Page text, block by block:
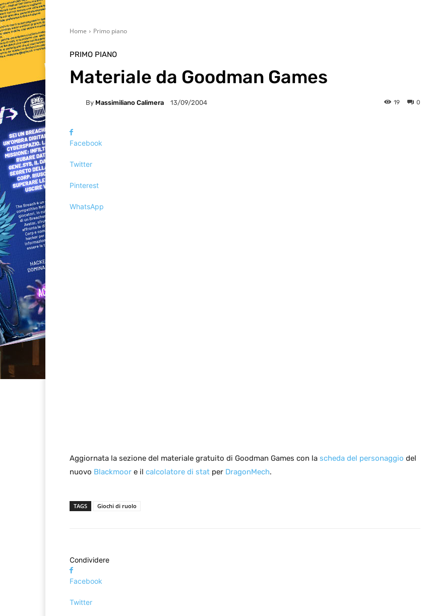
Home Primo piano
PRIMO PIANO
Materiale da Goodman Games
By Massimiliano Calimera 13/09/2004 0
19
Facebook
Twitter
Pinterest
WhatsApp
Aggiornata la sezione del materiale gratuito di Goodman Games con la scheda del personaggio del
nuovo Blackmoor e il calcolatore di stat per DragonMech.
TAGS Giochi di ruolo
Condividere
Facebook
Twitter